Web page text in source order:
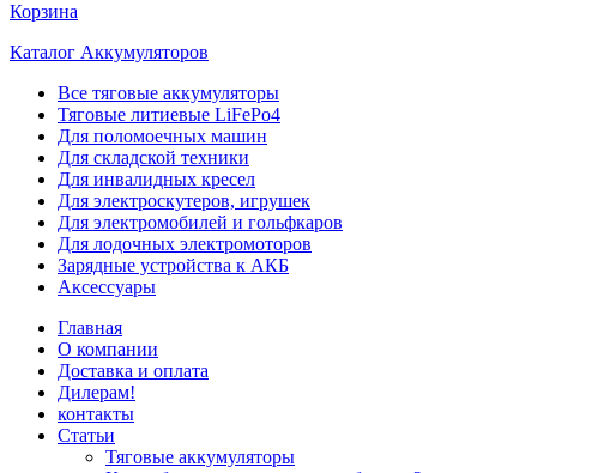
Корзина
Каталог Аккумуляторов
Все тяговые аккумуляторы
Тяговые литиевые LiFePo4
Для поломоечных машин
Для складской техники
Для инвалидных кресел
Для электроскутеров, игрушек
Для электромобилей и гольфкаров
Для лодочных электромоторов
Зарядные устройства к АКБ
Аксессуары
Главная
О компании
Доставка и оплата
Дилерам!
контакты
Статьи
Тяговые аккумуляторы